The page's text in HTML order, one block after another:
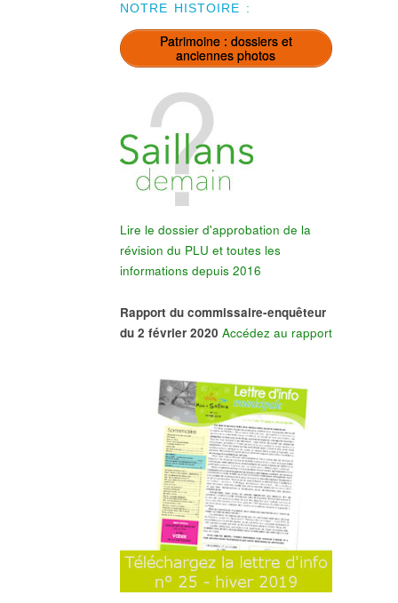
NOTRE HISTOIRE :
Patrimoine : dossiers et
anciennes photos
Lire le dossier d'approbation de la
révision du PLU et toutes les
informations depuis 2016
Rapport du commissaire-enquêteur
du 2 février 2020 Accédez au rapport